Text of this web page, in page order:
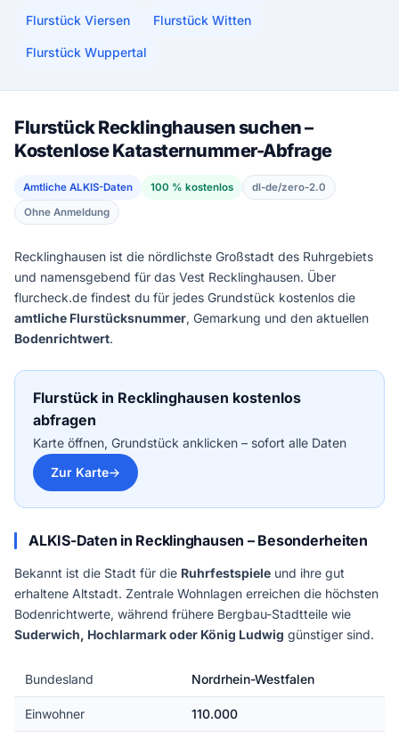
Flurstück Viersen Flurstück Witten
Flurstück Wuppertal
Flurstück Recklinghausen suchen –
Kostenlose Katasternummer-Abfrage
Amtliche ALKIS-Daten 100 % kostenlos
dl-de/zero-2.0
Ohne Anmeldung
Recklinghausen ist die nördlichste Großstadt des Ruhrgebiets
und namensgebend für das Vest Recklinghausen. Über
flurcheck.de findest du für jedes Grundstück kostenlos die
amtliche Flurstücksnummer, Gemarkung und den aktuellen
Bodenrichtwert.
Flurstück in Recklinghausen kostenlos
abfragen
Karte öffnen, Grundstück anklicken – sofort alle Daten
Zur Karte
ALKIS-Daten in Recklinghausen – Besonderheiten
Bekannt ist die Stadt für die Ruhrfestspiele und ihre gut
erhaltene Altstadt. Zentrale Wohnlagen erreichen die höchsten
Bodenrichtwerte, während frühere Bergbau-Stadtteile wie
Suderwich, Hochlarmark oder König Ludwig günstiger sind.
Bundesland Nordrhein-Westfalen
Einwohner 110.000